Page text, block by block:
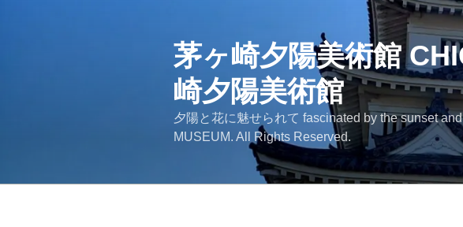
茅ヶ崎夕陽美術館
崎夕陽美術館
夕陽と花に魅せられて fascinated by the sunset
MUSEUM. All Rights Reserved.